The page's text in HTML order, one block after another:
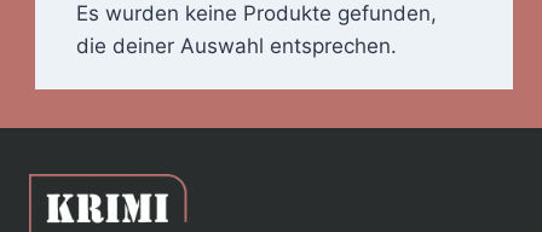
Es wurden keine Produkte gefunden,
die deiner Auswahl entsprechen.